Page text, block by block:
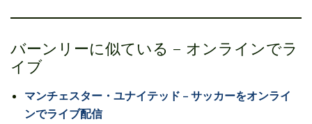
バーンリーに似ている – オンラインでラ
イブ
マンチェスター・ユナイテッド – サッカーをオンライ
ンでライブ配信